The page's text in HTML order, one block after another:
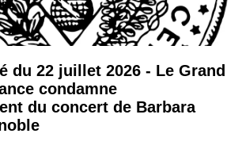
du 22 juillet 2026 - Le Grand
condamne
du concert de Barbara